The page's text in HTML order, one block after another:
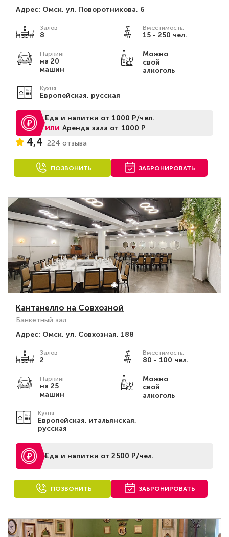
Адрес: Омск, ул. Поворотникова, 6
Залов
8
Вместимость:
15 - 250 чел.
Паркинг
на 20
машин
Можно
свой
алкоголь
Кухня
Европейская, русская
Еда и напитки от 1000 Р/чел.
или Аренда зала от 1000 Р
4,4 224 отзыва
ПОЗВОНИТЬ ЗАБРОНИРОВАТЬ
Кантанелло на Совхозной
Банкетный зал
Адрес: Омск, ул. Совхозная, 188
Залов
2
Вместимость:
80 - 100 чел.
Паркинг
на 25
машин
Можно
свой
алкоголь
Кухня
Европейская, итальянская,
русская
Еда и напитки от 2500 Р/чел.
ПОЗВОНИТЬ ЗАБРОНИРОВАТЬ